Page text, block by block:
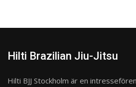
Hilti Brazilian Jiu-Jitsu
Hilti BJJ Stockholm är en